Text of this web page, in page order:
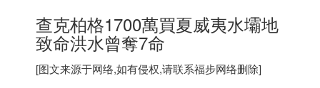
查克柏格1700萬買夏威夷水壩地
致命洪水曾奪7命
[图文来源于网络,如有侵权,请联系福步网络删除]